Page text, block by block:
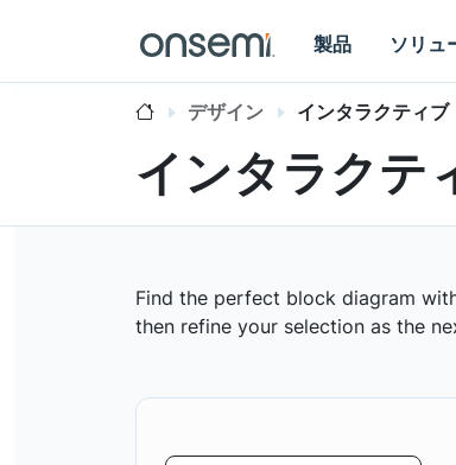
製品 ソリュ
デザイン インタラクティブ
インタラクテ
Find the perfect block diagram
then refine your selection as the